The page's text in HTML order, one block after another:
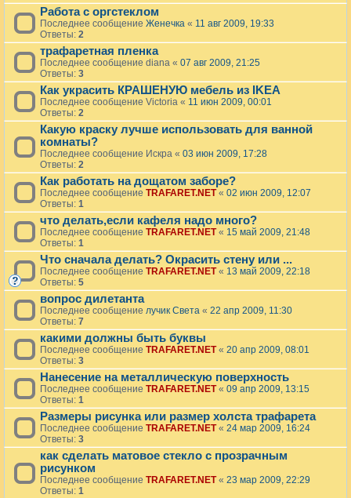
Работа с оргстеклом
Последнее сообщение Женечка « 11 авг 2009, 19:33
Ответы: 2
трафаретная пленка
Последнее сообщение diana « 07 авг 2009, 21:25
Ответы: 3
Как украсить КРАШЕНУЮ мебель из IKEA
Последнее сообщение Victoria « 11 июн 2009, 00:01
Ответы: 2
Какую краску лучше использовать для ванной
комнаты?
Последнее сообщение Искра « 03 июн 2009, 17:28
Ответы: 2
Как работать на дощатом заборе?
Последнее сообщение TRAFARET.NET« 02 июн 2009, 12:07
Ответы: 1
что делать,если кафеля надо много?
Последнее сообщение TRAFARET.NET« 15 май 2009, 21:48
Ответы: 1
Что сначала делать? Окрасить стену или ...
Последнее сообщение TRAFARET.NET« 13 май 2009, 22:18
Ответы: 5
вопрос дилетанта
Последнее сообщение лучик Света « 22 апр 2009, 11:30
Ответы: 7
какими должны быть буквы
Последнее сообщение TRAFARET.NET« 20 апр 2009, 08:01
Ответы: 3
Нанесение на металлическую поверхность
Последнее сообщение TRAFARET.NET« 09 апр 2009, 13:15
Ответы: 1
Размеры рисунка или размер холста трафарета
Последнее сообщение TRAFARET.NET« 24 мар 2009, 16:24
Ответы: 3
как сделать матовое стекло с прозрачным
рисунком
Последнее сообщение TRAFARET.NET« 23 мар 2009, 22:29
Ответы: 1